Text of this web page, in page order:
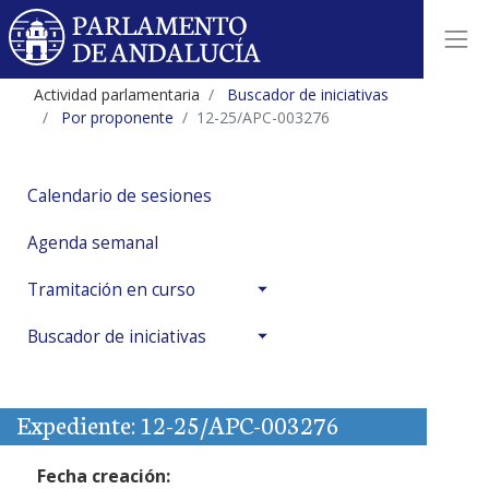
Actividad parlamentaria
Buscador de iniciativas
Por proponente
12-25/APC-003276
Calendario de sesiones
Agenda semanal
Tramitación en curso
Buscador de iniciativas
Expediente: 12-25/APC-003276
Fecha creación: